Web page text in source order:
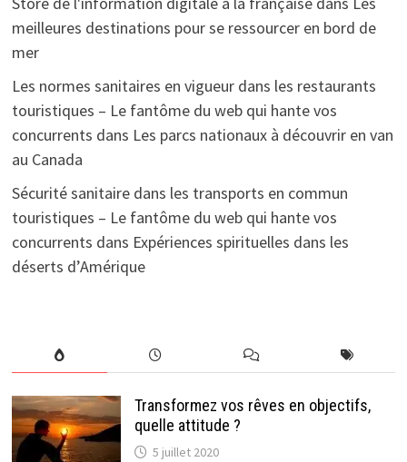
meilleures destinations pour se ressourcer en bord de
mer
Les normes sanitaires en vigueur dans les restaurants
touristiques – Le fantôme du web qui hante vos
concurrents dans Les parcs nationaux à découvrir en van
au Canada
Sécurité sanitaire dans les transports en commun
touristiques – Le fantôme du web qui hante vos
concurrents dans Expériences spirituelles dans les
déserts d’Amérique
Transformez vos rêves en objectifs,
quelle attitude ?
5 juillet 2020